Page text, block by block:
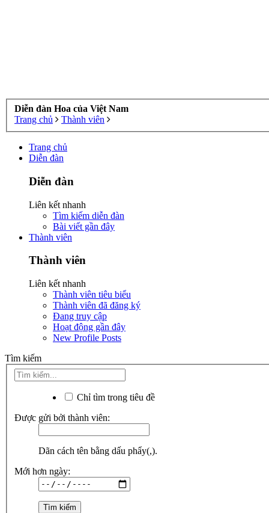
Diễn đàn Hoa của Việt Nam
Trang chủ
Thành viên
Trang chủ
Diễn đàn
Diễn đàn
Liên kết nhanh
Tìm kiếm diễn đàn
Bài viết gần đây
Thành viên
Thành viên
Liên kết nhanh
Thành viên tiêu biểu
Thành viên đã đăng ký
Đang truy cập
Hoạt động gần đây
New Profile Posts
Tìm kiếm
Chỉ tìm trong tiêu đề
Được gửi bởi thành viên:
Dãn cách tên bằng dấu phẩy(,).
Mới hơn ngày: